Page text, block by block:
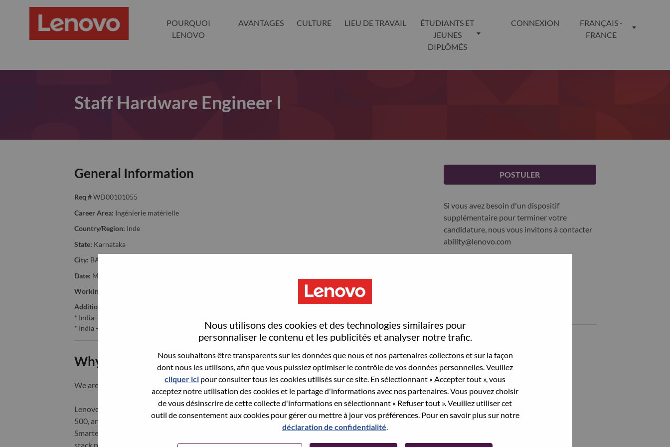
Nous utilisons des cookies et des technologies similaires pour
personnaliser le contenu et les publicités et analyser notre trafic.
Nous souhaitons être transparents sur les données que nous et nos partenaires collectons et sur la façon
dont nous les utilisons, afin que vous puissiez optimiser le contrôle de vos données personnelles. Veuillez
cliquer ici pour consulter tous les cookies utilisés sur ce site. En sélectionnant « Accepter tout », vous
acceptez notre utilisation des cookies et le partage d'informations avec nos partenaires. Vous pouvez choisir
de vous désinscrire de cette collecte d'informations en sélectionnant « Refuser tout ». Veuillez utiliser cet
outil de consentement aux cookies pour gérer ou mettre à jour vos préférences. Pour en savoir plus sur notre
déclaration de confidentialité
POURQUOI
LENOVO
AVANTAGES CULTURE LIEU DE TRAVAIL
ÉTUDIANTS ET
JEUNES
DIPLÔMÉS
CONNEXION
FRANÇAIS -
FRANCE
Staff Hardware Engineer I
General Information
Req # WD00101055
Career Area: Ingénierie matérielle
Country/Region: Inde
State: Karnataka
City: BANGALORE
Date: Mercredi, juin 24, 2026
Working Time:
Additional Locations
* India - Karnātaka - Bangalore
* India - Karnātaka - BANGALORE
Why Work at Lenovo
We are Lenovo. We do what we say. We own what we do. We WOW our customers.
Lenovo is a US$83 billion revenue global technology powerhouse, ranked #196 in the Fortune Global
500, and serving millions of customers every day in 180 markets. Focused on a bold vision to deliver
Smarter Technology for All, Lenovo has built on its success as the world’s largest PC company with a full-
stack portfolio of AI-enabled, AI-ready, and AI-optimized devices (PCs, workstations, smartphones,
POSTULER
Si vous avez besoin d'un dispositif
supplémentaire pour terminer votre
candidature, nous vous invitons à contacter
ability@lenovo.com
AI Testing Engineer
BANGALORE, Karnataka, Inde,
Windows Systems & Design Lead
BANGALORE, Karnataka, Inde,
Hardware Engineer II
BANGALORE, Karnataka, Inde,